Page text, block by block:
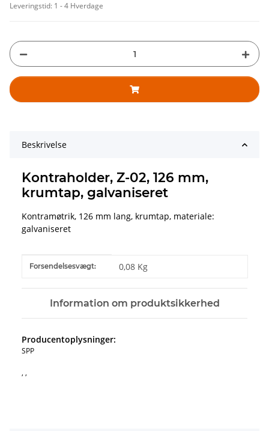
Leveringstid: 1 - 4 Hverdage
Beskrivelse
Kontraholder, Z-02, 126 mm,
krumtap, galvaniseret
Kontramøtrik, 126 mm lang, krumtap, materiale:
galvaniseret
#productDetails.itemInformation#
#productDetails.itemValue#
Forsendelsesvægt: 0,08 Kg
Information om produktsikkerhed
Producentoplysninger:
SPP
, ,